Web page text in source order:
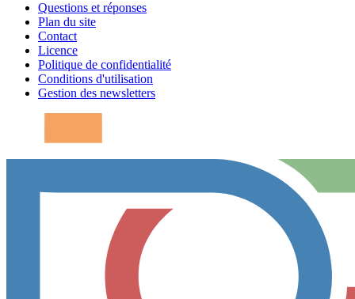
Questions et réponses
Plan du site
Contact
Licence
Politique de confidentialité
Conditions d'utilisation
Gestion des newsletters